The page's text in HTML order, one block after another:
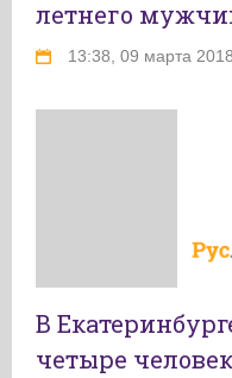
летнего
13:38, 09 марта 2018
В
четыре